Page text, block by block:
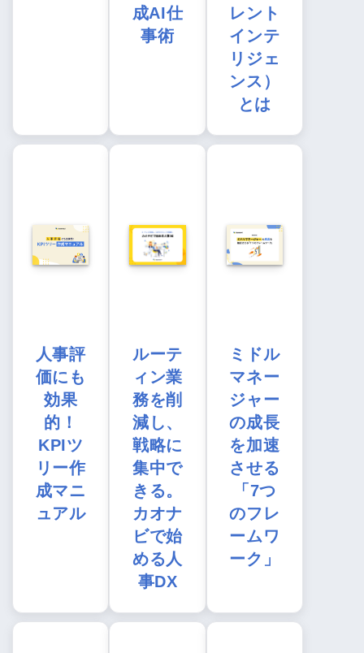
成AI仕
事術
レント
インテ
リジェ
ンス）
とは
人事評
価にも
効果
的！
KPIツ
リー作
成マニ
ュアル
ルーテ
ィン業
務を削
減し、
戦略に
集中で
きる。
カオナ
ビで始
める人
事DX
ミドル
マネー
ジャー
の成長
を加速
させる
「7つ
のフレ
ームワ
ーク」